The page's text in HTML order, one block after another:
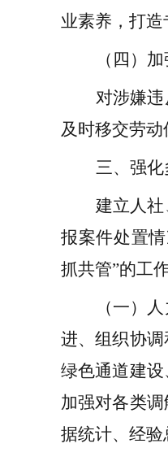
业素养，打造
（四）
对涉嫌
及时移交劳
三、 强化
建立人
报案件处置
抓共管”的工
（一）
进、组织协
绿色通道建
加强对各类
据统计、经